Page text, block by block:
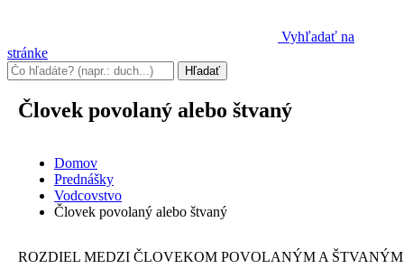
Vyhľadať na
stránke
Človek povolaný alebo štvaný
Domov
Prednášky
Vodcovstvo
Človek povolaný alebo štvaný
ROZDIEL MEDZI ČLOVEKOM POVOLANÝM A ŠTVANÝM